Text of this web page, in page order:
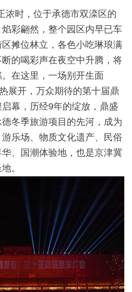
时，位于承德市双滦区的
彩翩然，整个园区内早已车
摊位林立，各色小吃琳琅满
的喝彩声在夜空中升腾，将
在这里，一场别开生面
展开，万众期待的第十届鼎
幕，历经9年的绽放，鼎盛
冬季旅游项目的先河，成为
乐场、物质文化遗产、民俗
、国潮体验地，也是京津冀
。